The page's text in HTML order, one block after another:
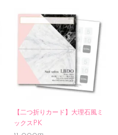
【二つ折りカード】大理石風ミ
ックスPK